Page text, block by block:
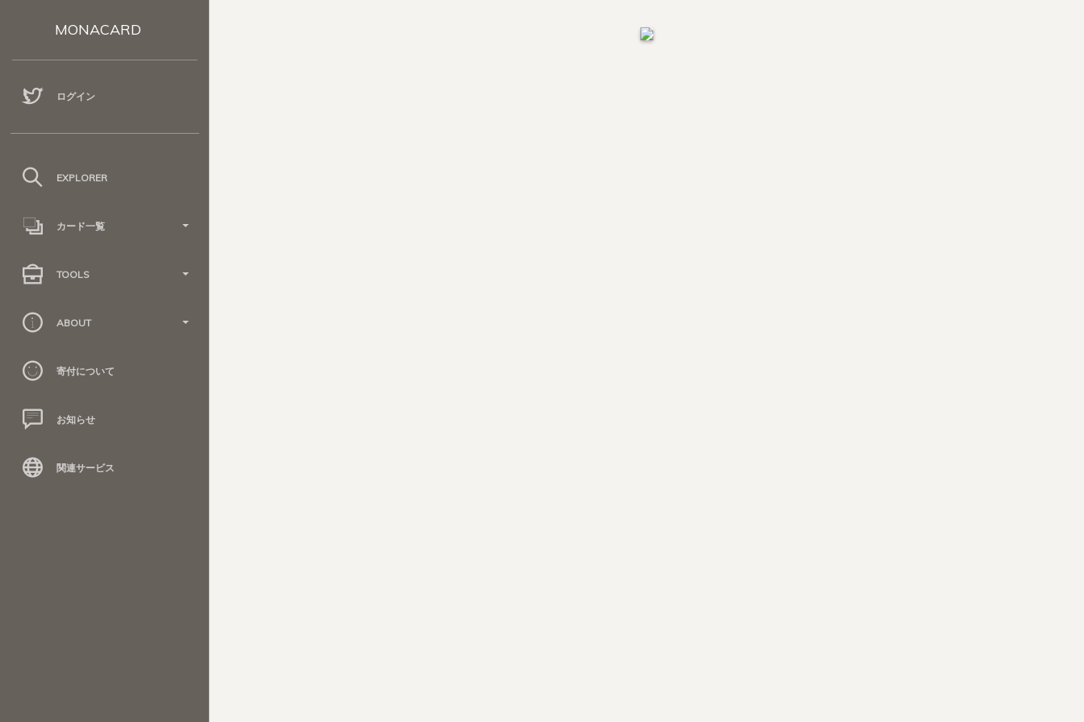
MONACARD
ログイン
EXPLORER
カード一覧
TOOLS
ABOUT
寄付について
お知らせ
関連サービス